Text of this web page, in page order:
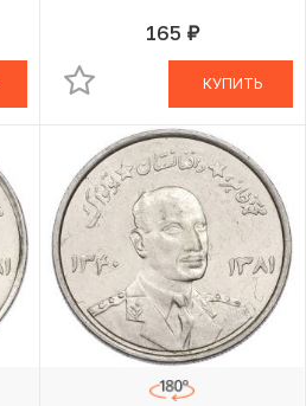
165 руб.В КОРЗИНЕ
КУПИТЬ